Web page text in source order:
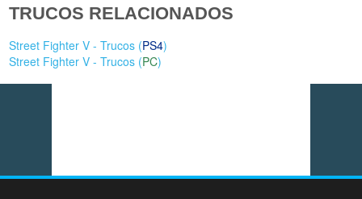
TRUCOS RELACIONADOS
Street Fighter V - Trucos (PS4)
Street Fighter V - Trucos (PC)